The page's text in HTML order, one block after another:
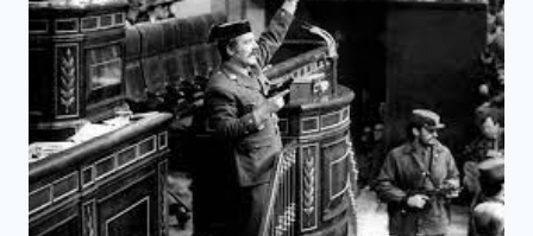
MILITARES
DE
ESPAÑA
SOBRE
FRANCIA